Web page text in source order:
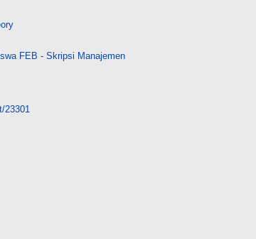
FEB - Skripsi Manajemen
23301